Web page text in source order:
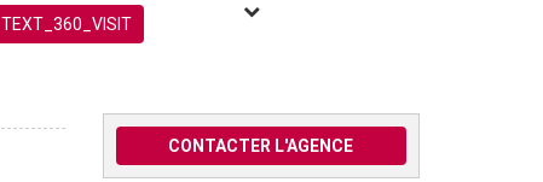
TEXT_360_VISIT
CONTACTER L'AGENCE